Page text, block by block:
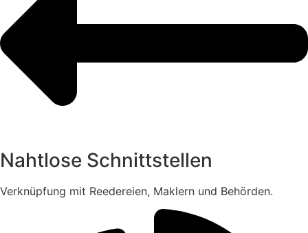
Nahtlose Schnittstellen
Verknüpfung mit Reedereien, Maklern und Behörden.